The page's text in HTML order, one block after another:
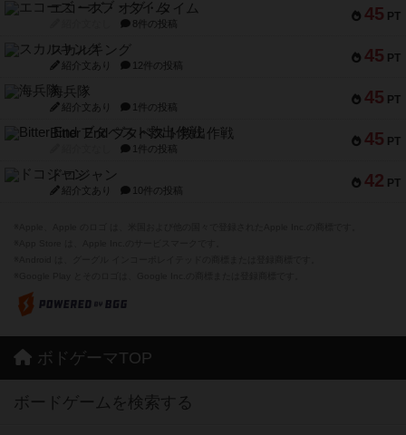
45 PT
エコーズ・オブ・タイム
8件の投稿
45 PT
スカルキング
紹介文あり 12件の投稿
45 PT
海兵隊
紹介文あり 1件の投稿
45 PT
Bitter End ブタペスト救出作戦
1件の投稿
42 PT
ドコジャン
紹介文あり 10件の投稿
ボドゲーマTOP
ボードゲームを検索する